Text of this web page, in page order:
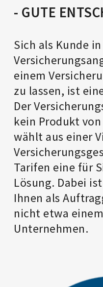
- GUTE
Sich als Kunde in
einem
zu lassen, ist
Der
kein Produkt
wählt aus einer
Tarifen eine für
Lösung. Dabei
Ihnen als
nicht etwa
Unternehmen.